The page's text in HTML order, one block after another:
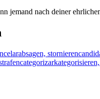
jemand nach deiner
absagen, stornieren
categorizar